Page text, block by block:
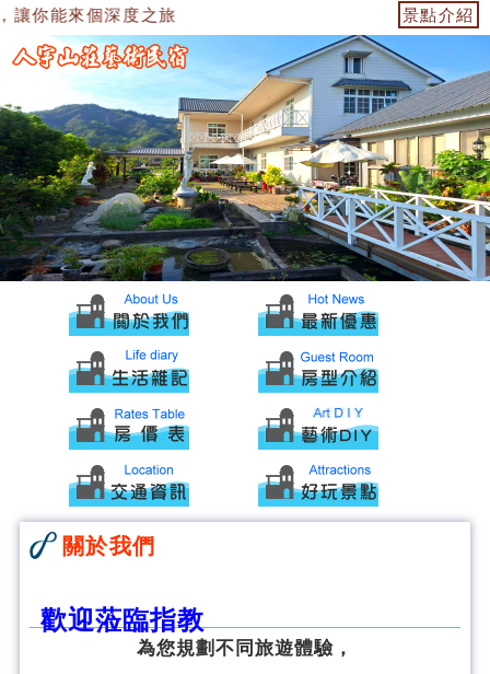
你能來個深度之旅 景點介紹
關於我們
歡迎蒞臨指教
為您規劃不同旅遊體驗，